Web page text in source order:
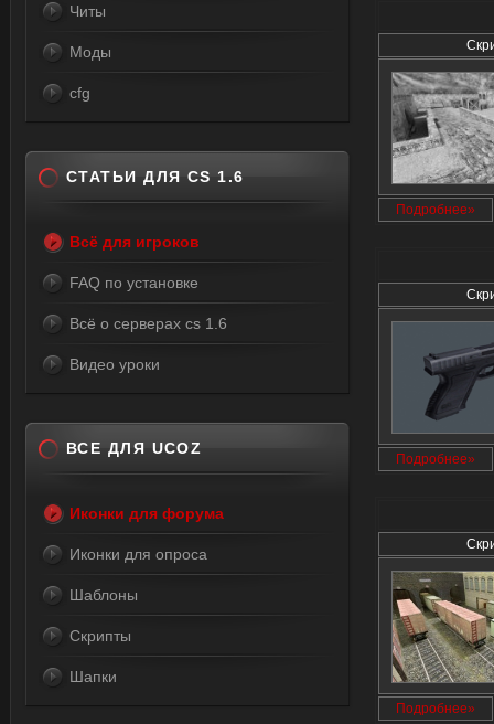
Подробнее»
Подробнее»
Подробнее»
Читы
Моды
cfg
СТАТЬИ ДЛЯ CS 1.6
Всё для игроков
FAQ по установке
Всё о серверах cs 1.6
Видео уроки
ВСЕ ДЛЯ UCOZ
Иконки для форума
Иконки для опроса
Шаблоны
Скрипты
Шапки